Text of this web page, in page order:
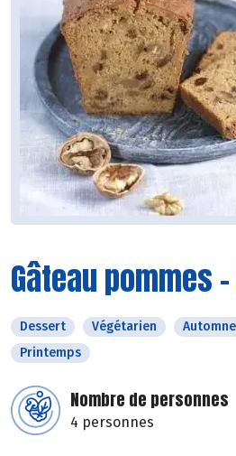
Gâteau pommes
Dessert Végétarien Automne
Printemps
Nombre de personnes
4 personnes